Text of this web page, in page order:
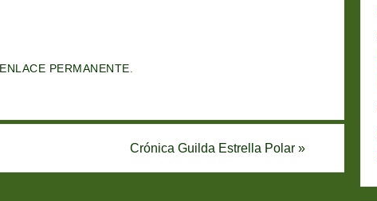
ENLACE PERMANENTE.
Crónica Guilda Estrella Polar »